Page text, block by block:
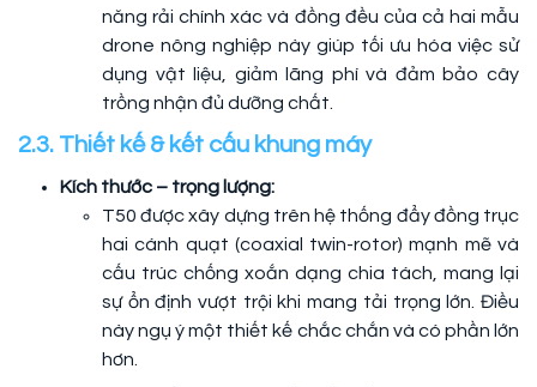
năng rải chính xác và đồng đều của cả hai mẫu
drone nông nghiệp này giúp tối ưu hóa việc sử
dụng vật liệu, giảm lãng phí và đảm bảo cây
trồng nhận đủ dưỡng chất.
2.3. Thiết kế & kết cấu khung máy
Kích thước – trọng lượng:
T50 được xây dựng trên hệ thống đẩy đồng trục
hai cánh quạt (coaxial twin-rotor) mạnh mẽ và
cấu trúc chống xoắn dạng chia tách, mang lại
sự ổn định vượt trội khi mang tải trọng lớn. Điều
này ngụ ý một thiết kế chắc chắn và có phần lớn
hơn.